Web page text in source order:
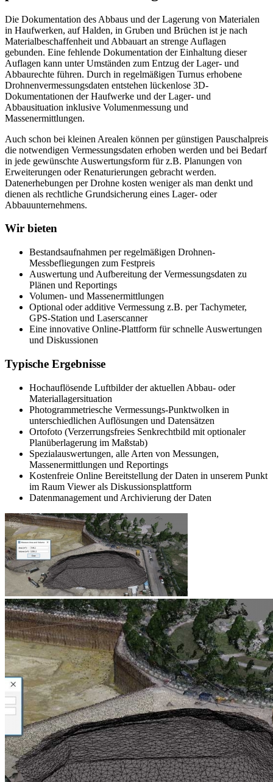
Die Dokumentation des Abbaus und der Lagerung von Materialen
in Haufwerken, auf Halden, in Gruben und Brüchen ist je nach
Materialbeschaffenheit und Abbauart an strenge Auflagen
gebunden. Eine fehlende Dokumentation der Einhaltung dieser
Auflagen kann unter Umständen zum Entzug der Lager- und
Abbaurechte führen. Durch in regelmäßigen Turnus erhobene
Drohnenvermessungsdaten entstehen lückenlose 3D-
Dokumentationen der Haufwerke und der Lager- und
Abbausituation inklusive Volumenmessung und
Massenermittlungen.
Auch schon bei kleinen Arealen können per günstigen Pauschalpreis
die notwendigen Vermessungsdaten erhoben werden und bei Bedarf
in jede gewünschte Auswertungsform für z.B. Planungen von
Erweiterungen oder Renaturierungen gebracht werden.
Datenerhebungen per Drohne kosten weniger als man denkt und
dienen als rechtliche Grundsicherung eines Lager- oder
Abbauunternehmens.
Wir bieten
Bestandsaufnahmen per regelmäßigen Drohnen-
Messbefliegungen zum Festpreis
Auswertung und Aufbereitung der Vermessungsdaten zu
Plänen und Reportings
Volumen- und Massenermittlungen
Optional oder additive Vermessung z.B. per Tachymeter,
GPS-Station und Laserscanner
Eine innovative Online-Plattform für schnelle Auswertungen
und Diskussionen
Typische Ergebnisse
Hochauflösende Luftbilder der aktuellen Abbau- oder
Materiallagersituation
Photogrammetriesche Vermessungs-Punktwolken in
unterschiedlichen Auflösungen und Datensätzen
Ortofoto (Verzerrungsfreies Senkrechtbild mit optionaler
Planüberlagerung im Maßstab)
Spezialauswertungen, alle Arten von Messungen,
Massenermittlungen und Reportings
Kostenfreie Online Bereitstellung der Daten in unserem Punkt
im Raum Viewer als Diskussionsplattform
Datenmanagement und Archivierung der Daten